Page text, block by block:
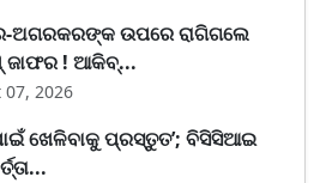
ଅଗରକରଙ୍କ ଉପରେ ରାଗିଗଲେ
ଜାଫର ! ଆକିବ୍...
2026
ଖେଳିବାକୁ ପ୍ରସ୍ତୁତ’; ବିସିସିଆଇ